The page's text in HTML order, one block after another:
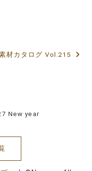
材カタログ Vol.215
New year